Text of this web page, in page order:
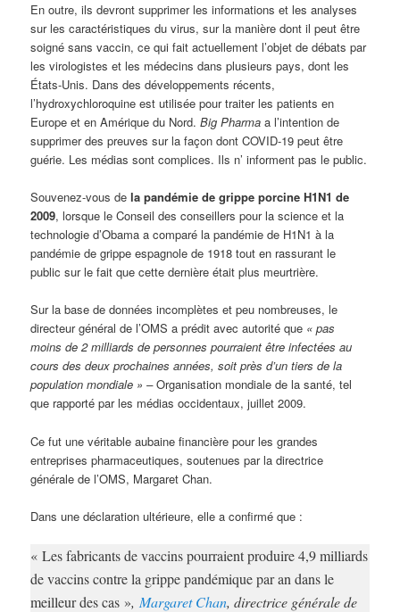
En outre, ils devront supprimer les informations et les analyses
sur les caractéristiques du virus, sur la manière dont il peut être
soigné sans vaccin, ce qui fait actuellement l’objet de débats par
les virologistes et les médecins dans plusieurs pays, dont les
États-Unis. Dans des développements récents,
l’hydroxychloroquine est utilisée pour traiter les patients en
Europe et en Amérique du Nord.Big Pharma a l’intention de
supprimer des preuves sur la façon dont COVID-19 peut être
guérie. Les médias sont complices. Ils n’ informent pas le public.
Souvenez-vous dela pandémie de grippe porcine H1N1 de
2009, lorsque le Conseil des conseillers pour la science et la
technologie d’Obama a comparé la pandémie de H1N1 à la
pandémie de grippe espagnole de 1918 tout en rassurant le
public sur le fait que cette dernière était plus meurtrière.
Sur la base de données incomplètes et peu nombreuses, le
directeur général de l’OMS a prédit avec autorité que « pas
moins de 2 milliards de personnes pourraient être infectées au
cours des deux prochaines années, soit près d’un tiers de la
population mondiale » –Organisation mondiale de la santé, tel
que rapporté par les médias occidentaux, juillet 2009.
Ce fut une véritable aubaine financière pour les grandes
entreprises pharmaceutiques, soutenues par la directrice
générale de l’OMS, Margaret Chan.
Dans une déclaration ultérieure, elle a confirmé que :
« Les fabricants de vaccins pourraient produire 4,9 milliards
de vaccins contre la grippe pandémique par an dans le
meilleur des cas », Margaret Chan, directrice générale de